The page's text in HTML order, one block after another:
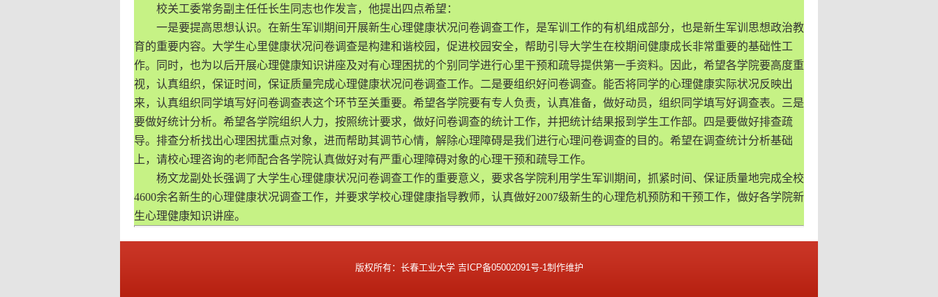
校关工委常务副主任任长生同志也作发言，他提出四点希望：
一是要提高思想认识。在新生军训期间开展新生心理健康状况问卷调查工作，是军训工作的有机组成部分，也是新生军训思想政治教
育的重要内容。大学生心里健康状况问卷调查是构建和谐校园，促进校园安全，帮助引导大学生在校期间健康成长非常重要的基础性工
作。同时，也为以后开展心理健康知识讲座及对有心理困扰的个别同学进行心里干预和疏导提供第一手资料。因此，希望各学院要高度重
视，认真组织，保证时间，保证质量完成心理健康状况问卷调查工作。二是要组织好问卷调查。能否将同学的心理健康实际状况反映出
来，认真组织同学填写好问卷调查表这个环节至关重要。希望各学院要有专人负责，认真准备，做好动员，组织同学填写好调查表。三是
要做好统计分析。希望各学院组织人力，按照统计要求，做好问卷调查的统计工作，并把统计结果报到学生工作部。四是要做好排查疏
导。排查分析找出心理困扰重点对象，进而帮助其调节心情，解除心理障碍是我们进行心理问卷调查的目的。希望在调查统计分析基础
上，请校心理咨询的老师配合各学院认真做好对有严重心理障碍对象的心理干预和疏导工作。
杨文龙副处长强调了大学生心理健康状况问卷调查工作的重要意义，要求各学院利用学生军训期间，抓紧时间、保证质量地完成全校
4600余名新生的心理健康状况调查工作，并要求学校心理健康指导教师，认真做好2007级新生的心理危机预防和干预工作，做好各学院新
生心理健康知识讲座。
版权所有：长春工业大学 吉ICP备05002091号-1制作维护